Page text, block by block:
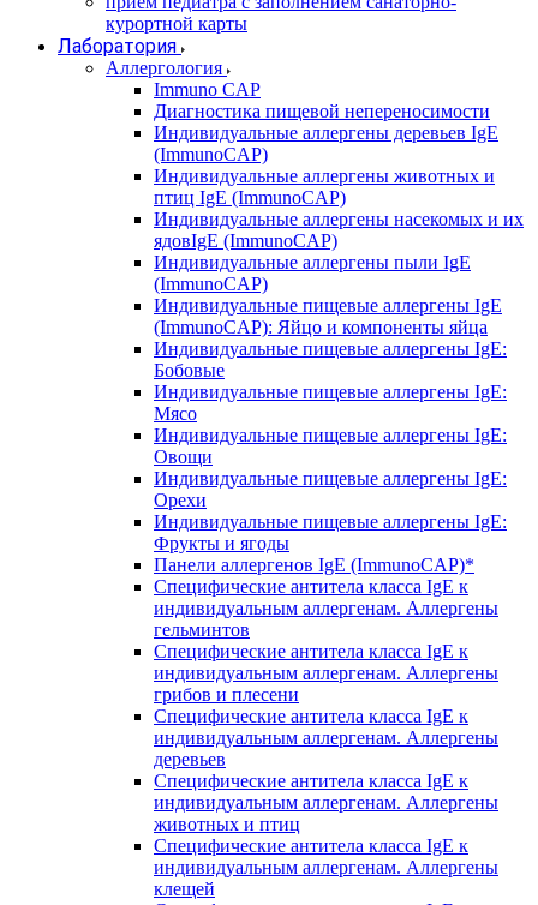
курортной карты
Лаборатория
Аллергология
Immuno CAP
Диагностика пищевой непереносимости
Индивидуальные аллергены деревьев IgE
(ImmunoCAP)
Индивидуальные аллергены животных и
птиц IgE (ImmunoCAP)
Индивидуальные аллергены насекомых и их
ядовIgE (ImmunoCAP)
Индивидуальные аллергены пыли IgE
(ImmunoCAP)
Индивидуальные пищевые аллергены IgE
(ImmunoCAP): Яйцо и компоненты яйца
Индивидуальные пищевые аллергены IgE:
Бобовые
Индивидуальные пищевые аллергены IgE:
Мясо
Индивидуальные пищевые аллергены IgE:
Овощи
Индивидуальные пищевые аллергены IgE:
Орехи
Индивидуальные пищевые аллергены IgE:
Фрукты и ягоды
Панели аллергенов IgE (ImmunoCAP)*
Специфические антитела класса IgE к
индивидуальным аллергенам. Аллергены
гельминтов
Специфические антитела класса IgE к
индивидуальным аллергенам. Аллергены
грибов и плесени
Специфические антитела класса IgE к
индивидуальным аллергенам. Аллергены
деревьев
Специфические антитела класса IgE к
индивидуальным аллергенам. Аллергены
животных и птиц
Специфические антитела класса IgE к
индивидуальным аллергенам. Аллергены
клещей